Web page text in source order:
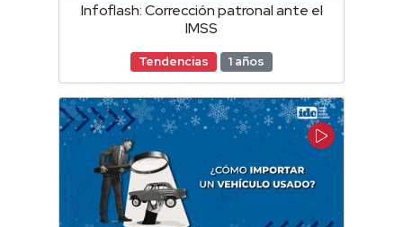
Infoflash: Corrección patronal ante el
IMSS
Tendencias 1 años